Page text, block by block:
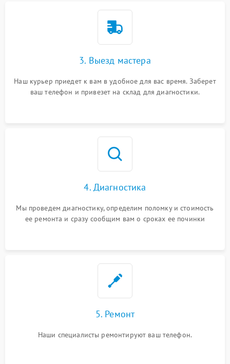
3. Выезд мастера
Наш курьер приедет к вам в удобное для вас время. Заберет
ваш телефон и привезет на склад для диагностики.
4. Диагностика
Мы проведем диагностику, определим поломку и стоимость
ее ремонта и сразу сообщим вам о сроках ее починки
5. Ремонт
Наши специалисты ремонтируют ваш телефон.